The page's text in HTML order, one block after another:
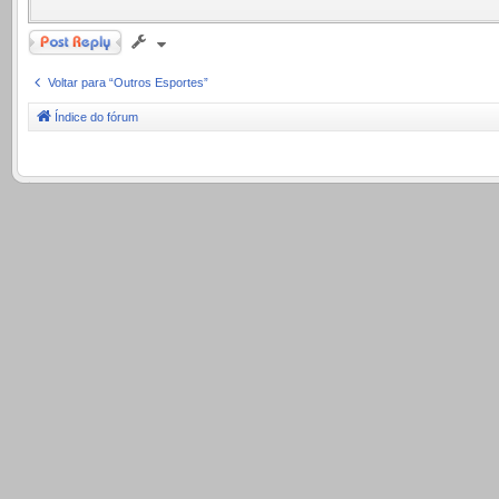
Responder
Voltar para “Outros Esportes”
Índice do fórum
.